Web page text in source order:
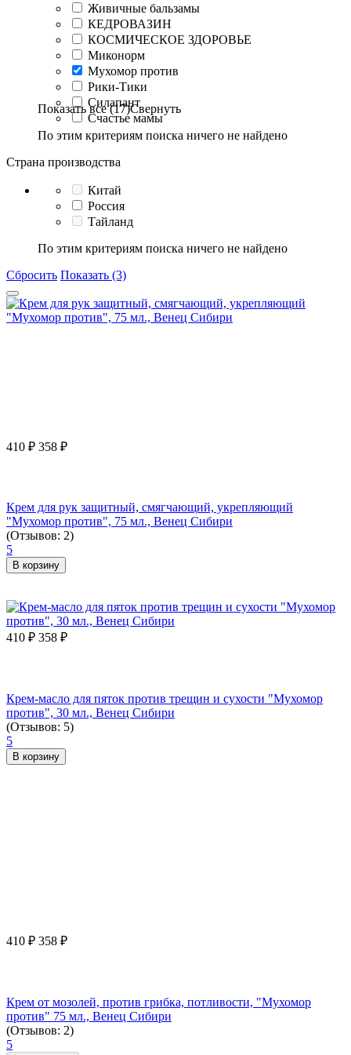
Живичные бальзамы
КЕДРОВАЗИН
КОСМИЧЕСКОЕ ЗДОРОВЬЕ
Миконорм
Мухомор против
Рики-Тики
Силапант
Счастье мамы
Показать все (17)Свернуть
По этим критериям поиска ничего не найдено
Страна производства
Китай
Россия
Тайланд
По этим критериям поиска ничего не найдено
Сбросить Показать (3)
410 ₽ 358 ₽
Крем для рук защитный, смягчающий, укрепляющий
"Мухомор против", 75 мл., Венец Сибири
(Отзывов: 2)
5
В корзину
410 ₽ 358 ₽
Крем-масло для пяток против трещин и сухости "Мухомор
против", 30 мл., Венец Сибири
(Отзывов: 5)
5
В корзину
410 ₽ 358 ₽
Крем от мозолей, против грибка, потливости, "Мухомор
против" 75 мл., Венец Сибири
(Отзывов: 2)
5